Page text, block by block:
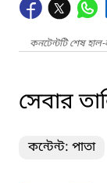
কনটেন্টটি শেষ
সেবার
কন্টেন্ট: পাতা